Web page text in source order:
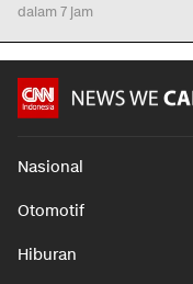
dalam 7 jam
Nasional
Otomotif
Hiburan